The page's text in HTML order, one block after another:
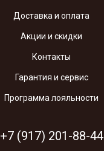
Доставка и оплата
Акции и скидки
Контакты
Гарантия и сервис
Программа лояльности
+7 (917) 201-88-44